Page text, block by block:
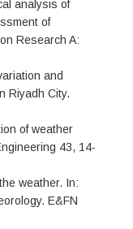
analysis of
of
Research A:
and
Riyadh City.
of weather
43, 14-
weather. In:
E&FN